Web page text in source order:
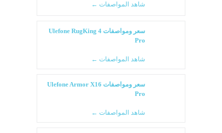
شاهد المواصفات ←
سعر ومواصفات Ulefone RugKing 4
Pro
شاهد المواصفات ←
سعر ومواصفات Ulefone Armor X16
Pro
شاهد المواصفات ←